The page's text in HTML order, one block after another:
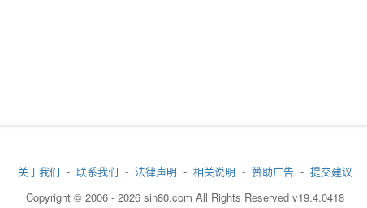
关于我们 - 联系我们 - 法律声明 - 相关说明 - 赞助广告 - 提交建议
Copyright © 2006 - 2026 sin80.com All Rights Reserved v19.4.0418